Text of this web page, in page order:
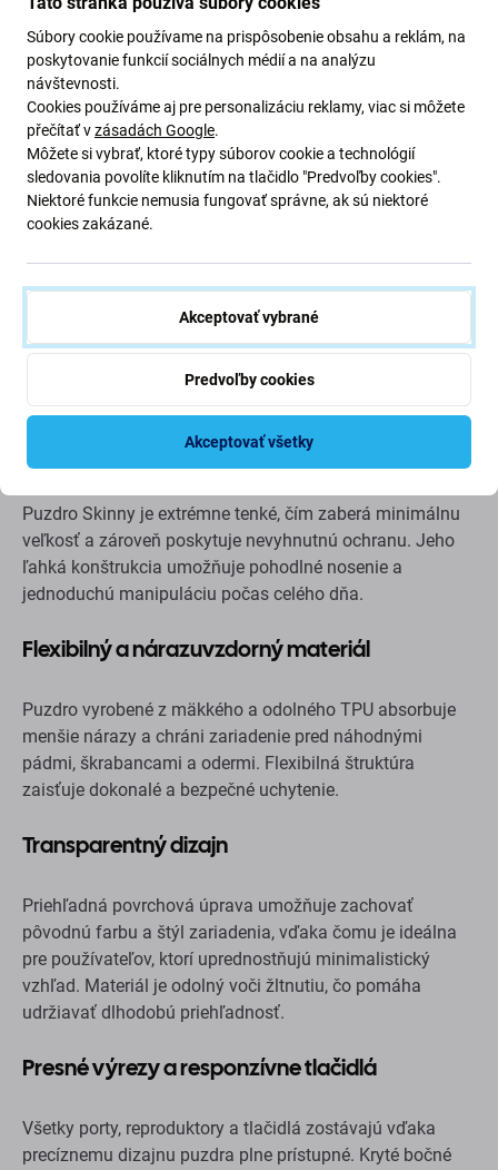
Popis a špecifikácia Doprava a vrátenie
Ochranné puzdro SBS Skinny
Puzdro SBS Skinny je určené pre používateľov, ktorí chcú
diskrétnu a ľahkú ochranu bez toho, aby to narušilo
prirodzený vzhľad ich zariadenia. Vďaka ultratenkému a
priehľadnému prevedeniu chráni váš telefón pred
každodennými škrabancami, nárazmi a opotrebovaním a
zároveň zachováva plne viditeľný pôvodný dizajn.
Ultratenký a ľahký
Puzdro Skinny je extrémne tenké, čím zaberá minimálnu
veľkosť a zároveň poskytuje nevyhnutnú ochranu. Jeho
ľahká konštrukcia umožňuje pohodlné nosenie a
jednoduchú manipuláciu počas celého dňa.
Flexibilný a nárazuvzdorný materiál
Puzdro vyrobené z mäkkého a odolného TPU absorbuje
menšie nárazy a chráni zariadenie pred náhodnými
pádmi, škrabancami a odermi. Flexibilná štruktúra
zaisťuje dokonalé a bezpečné uchytenie.
Transparentný dizajn
Priehľadná povrchová úprava umožňuje zachovať
pôvodnú farbu a štýl zariadenia, vďaka čomu je ideálna
pre používateľov, ktorí uprednostňujú minimalistický
vzhľad. Materiál je odolný voči žltnutiu, čo pomáha
udržiavať dlhodobú priehľadnosť.
Presné výrezy a responzívne tlačidlá
Všetky porty, reproduktory a tlačidlá zostávajú vďaka
precíznemu dizajnu puzdra plne prístupné. Kryté bočné
Súbory cookie používame na prispôsobenie obsahu a reklám, na
poskytovanie funkcií sociálnych médií a na analýzu
návštevnosti.
Cookies používáme aj pre personalizáciu reklamy, viac si môžete
přečítať vzásadách Google.
Môžete si vybrať, ktoré typy súborov cookie a technológií
sledovania povolíte kliknutím na tlačidlo "Predvoľby cookies".
Niektoré funkcie nemusia fungovať správne, ak sú niektoré
cookies zakázané.
Akceptovať vybrané
Predvoľby cookies
Akceptovať všetky